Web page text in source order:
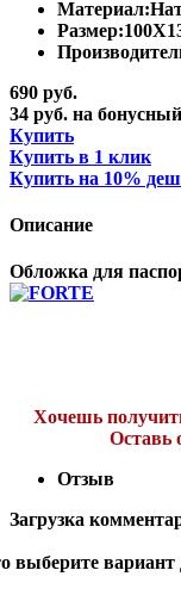
Материал:
Размер:
690 руб.
34 руб. на
Купить
Купить в 1 клик
Купить на 10%
Описание
Обложка для
Хочешь
Оставь
Отзыв
Загрузка
выберите вариант